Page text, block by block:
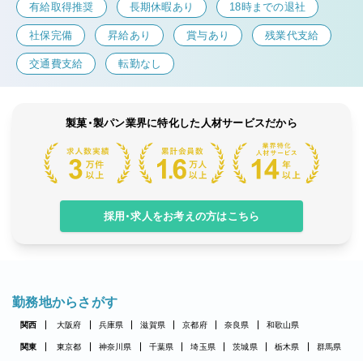
有給取得推奨 長期休暇あり 18時までの退社
社保完備 昇給あり 賞与あり 残業代支給
交通費支給 転勤なし
製菓・製パン業界に特化した人材サービスだから
採用・求人をお考えの方はこちら
勤務地からさがす
関西 大阪府 兵庫県 滋賀県 京都府 奈良県 和歌山県
関東 東京都 神奈川県 千葉県 埼玉県 茨城県 栃木県 群馬県